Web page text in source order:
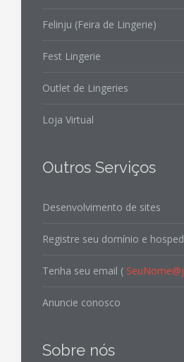
Felinju (Feira de Lingerie)
Fest Lingerie
Outlet de Lingeries
Loja Virtual
Outros Serviços
Desenvolvimento de sites
Registre seu domínio e
Tenha seu email (
Anuncie conosco
Sobre nós